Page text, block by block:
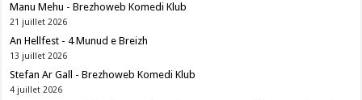
Manu Mehu - Brezhoweb Komedi Klub
21 juillet 2026
An Hellfest - 4 Munud e Breizh
13 juillet 2026
Stefan Ar Gall - Brezhoweb Komedi Klub
4 juillet 2026